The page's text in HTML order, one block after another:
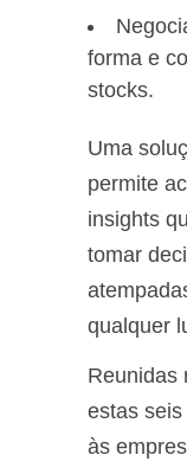
forma e
stocks.
Uma
permite
insights
tomar
qualquer
Reunidas
estas
às